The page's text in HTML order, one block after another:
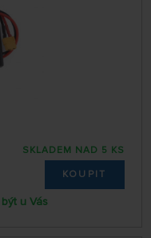
SKLADEM NAD 5 KS
KOUPIT
u Vás